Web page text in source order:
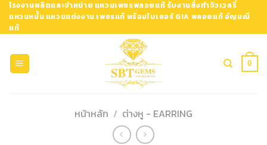
Skip
content
โรงงานผลิตและจำหน่าย แหวนเพชรพลอยแท้ รับงานสั่งทำจิวเวลรี่
แหวนหมั้น แหวนแต่งงาน เพชรแท้ พร้อมใบเซอร์ GIA พลอยแท้ อัญมณี
แท้
0
หน้าหลัก / ต่างหู - EARRING